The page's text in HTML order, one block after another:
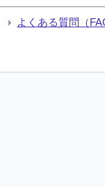
よくある質問（